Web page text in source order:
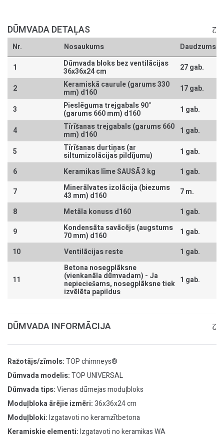
DŪMVADA DETAĻAS
Nr. Nosaukums
Daudzums
1
Dūmvada bloks bez ventilācijas
36x36x24 cm
27 gab.
2
Keramiskā caurule (garums 330
mm) d160
17 gab.
3
Pieslēguma trejgabals 90°
(garums 660 mm) d160
1 gab.
4
Tīrīšanas trejgabals (garums 660
mm) d160
1 gab.
5
Tīrīšanas durtiņas (ar
siltumizolācijas pildījumu)
1 gab.
6
Keramikas līme SAUSĀ 3 kg
1 gab.
7
Minerālvates izolācija (biezums
43 mm) d160
7 m.
8
Metāla konuss d160
1 gab.
9
Kondensāta savācējs (augstums
70 mm) d160
1 gab.
10
Ventilācijas reste 1 gab.
11
Betona nosegplāksne
(vienkanāla dūmvadam) - Ja
nepieciešams, nosegplāksne tiek
izvēlēta papildus
1 gab.
DŪMVADA INFORMĀCIJA
Ražotājs/zīmols:TOP chimneys®
Dūmvada modelis:TOP UNIVERSAL
Dūmvada tips:Vienas dūmejas moduļbloks
Moduļbloka ārējie izmēri:36x36x24 cm
Moduļbloki:Izgatavoti no keramzītbetona
Keramiskie elementi:Izgatavoti no keramikas WA